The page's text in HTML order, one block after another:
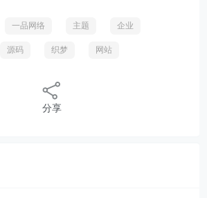
一品网络 主题 企业
源码 织梦 网站
分享